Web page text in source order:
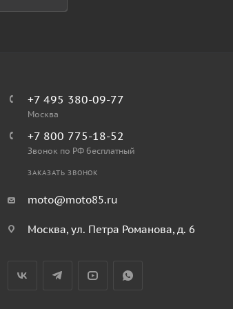
+7 495 380-09-77
Москва
+7 800 775-18-52
Звонок по РФ бесплатный
ЗАКАЗАТЬ ЗВОНОК
moto@moto85.ru
Москва, ул. Петра Романова, д. 6